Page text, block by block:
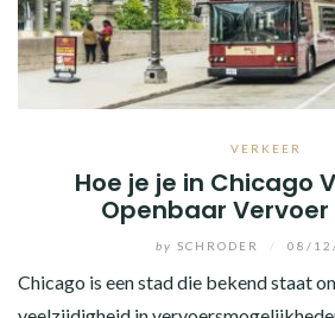
VERKEER
Hoe je je in Chicago
Openbaar Vervoer
by SCHRODER 08/
Chicago is een stad die bekend staat